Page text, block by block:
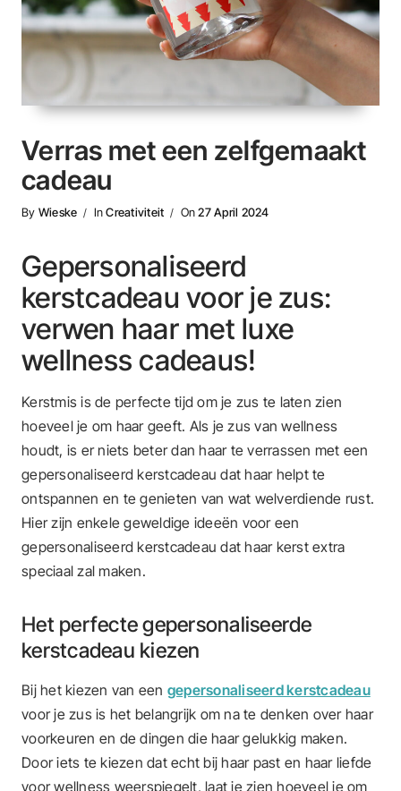
Verras met een zelfgemaakt
cadeau
By Wieske InCreativiteit On27 April 2024
Gepersonaliseerd
kerstcadeau voor je zus:
verwen haar met luxe
wellness cadeaus!
Kerstmis is de perfecte tijd om je zus te laten zien
hoeveel je om haar geeft. Als je zus van wellness
houdt, is er niets beter dan haar te verrassen met een
gepersonaliseerd kerstcadeau dat haar helpt te
ontspannen en te genieten van wat welverdiende rust.
Hier zijn enkele geweldige ideeën voor een
gepersonaliseerd kerstcadeau dat haar kerst extra
speciaal zal maken.
Het perfecte gepersonaliseerde
kerstcadeau kiezen
Bij het kiezen van een gepersonaliseerd kerstcadeau
voor je zus is het belangrijk om na te denken over haar
voorkeuren en de dingen die haar gelukkig maken.
Door iets te kiezen dat echt bij haar past en haar liefde
voor wellness weerspiegelt, laat je zien hoeveel je om